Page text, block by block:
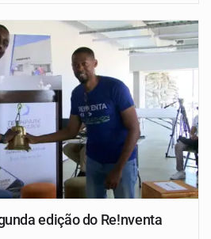
edição do Re!nventa